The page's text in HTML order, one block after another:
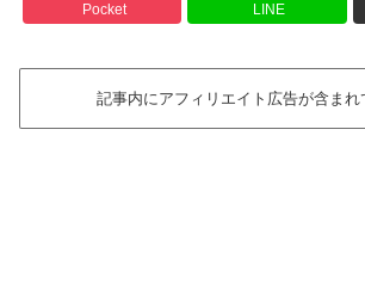
Pocket LINE
記事内にアフィリエイト広告が含まれ